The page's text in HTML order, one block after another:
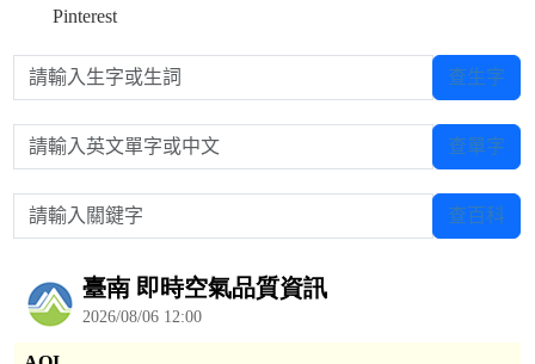
Pinterest
請輸入生字或生詞 查生字
請輸入英文單字或中文 查單字
請輸入關鍵字 查百科